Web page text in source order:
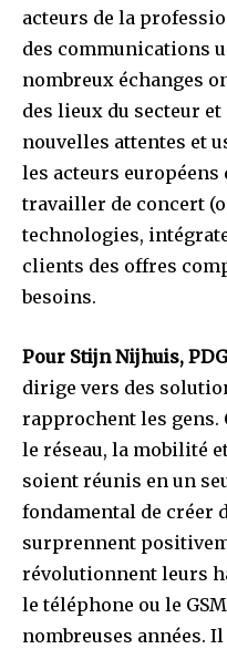
acteurs de la
des communications
nombreux échanges
des lieux du secteur
nouvelles attentes et
les acteurs
travailler de concert
technologies,
clients des offres
besoins.
Pour Stijn Nijhuis,
dirige vers des
rapprochent les gens.
le réseau, la mobilité
soient réunis en un
fondamental de créer
surprennent
révolutionnent leurs
le téléphone ou le
nombreuses années.